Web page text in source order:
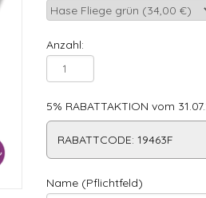
Anzahl:
5% RABATTAKTION vom
RABATTCODE: 19463F
Name (Pflichtfeld)